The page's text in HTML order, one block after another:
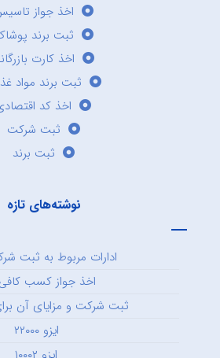
اخذ جواز
ثبت برند
اخذ کارت
ثبت برند مواد
اخذ کد
ثبت شرکت
ثبت برند
نوشته‌های تازه
ادارات مربوط به ثبت
اخذ جواز کسب
ثبت شرکت و مزایای آن
ایزو ۲۲۰۰۰